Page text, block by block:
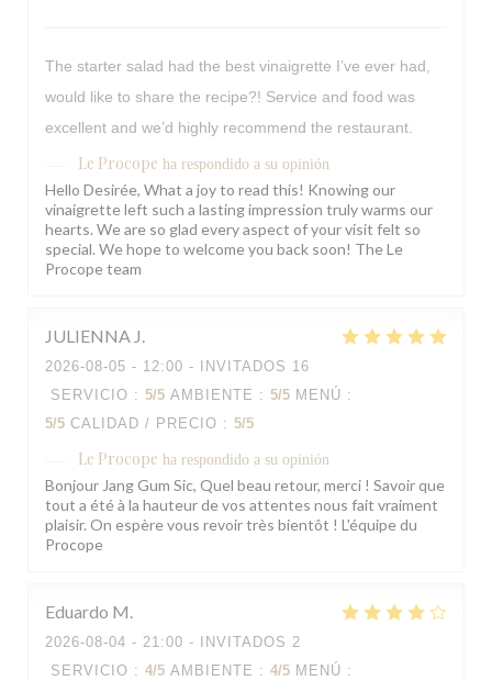
The starter salad had the best vinaigrette I’ve ever had,
would like to share the recipe?! Service and food was
excellent and we’d highly recommend the restaurant.
Le Procope ha respondido a su opinión
Hello Desirée, What a joy to read this! Knowing our
vinaigrette left such a lasting impression truly warms our
hearts. We are so glad every aspect of your visit felt so
special. We hope to welcome you back soon! The Le
Procope team
JULIENNA J
2026-08-05 - 12:00 - INVITADOS 16
SERVICIO : 5/5 AMBIENTE : 5/5 MENÚ :
5/5 CALIDAD / PRECIO : 5/5
Le Procope ha respondido a su opinión
Bonjour Jang Gum Sic, Quel beau retour, merci ! Savoir que
tout a été à la hauteur de vos attentes nous fait vraiment
plaisir. On espère vous revoir très bientôt ! L'équipe du
Procope
Eduardo M
2026-08-04 - 21:00 - INVITADOS 2
SERVICIO : 4/5 AMBIENTE : 4/5 MENÚ :